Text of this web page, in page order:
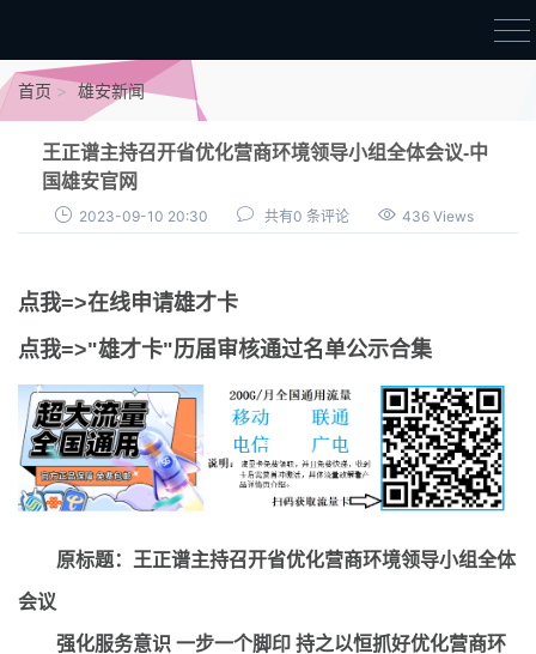
审核通过公示
首页 雄安新闻
王正谱主持召开省优化营商环境领导小组全体会议-中
国雄安官网
2023-09-10 20:30 共有0 条评论 436 Views
点我=>在线申请雄才卡
点我=>"雄才卡"历届审核通过名单公示合集
原标题：王正谱主持召开省优化营商环境领导小组全体
会议
强化服务意识 一步一个脚印 持之以恒抓好优化营商环